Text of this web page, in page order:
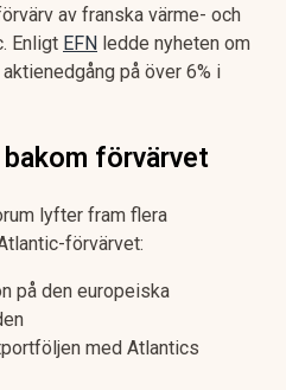
av franska värme- och
Enligt EFN ledde nyheten om
på över 6% i
förvärvet
lyfter fram flera
förvärvet:
på den europeiska
med Atlantics